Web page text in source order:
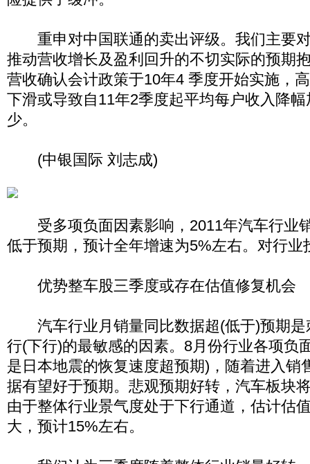
重申对中国联通的卖出评级。我们主要
推动营收增长及盈利回升的不切实际的预期
营收确认会计政策于10年4 季度开始实施，
下滑或导致自11年2季度起平均每户收入降
少。
(中银国际 刘志成)
受多项负面因素影响，2011年汽车行业
低于预期，预计全年增速为5%左右。对行业
优势整车股三季度或存在估值修复机会
汽车行业月销量同比数据超(低于)预期是
行(下行)的最敏感的因素。8月份行业各项负
是日本地震的恢复速度超预期)，随着进入销
据有望好于预期。悲观预期好转，汽车板块
由于整体行业景气度处于下行通道，估计估
大，预计15%左右。